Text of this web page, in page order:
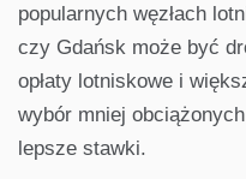
popularnych węzłach
czy Gdańsk może być
opłaty lotniskowe i
wybór mniej
lepsze stawki.